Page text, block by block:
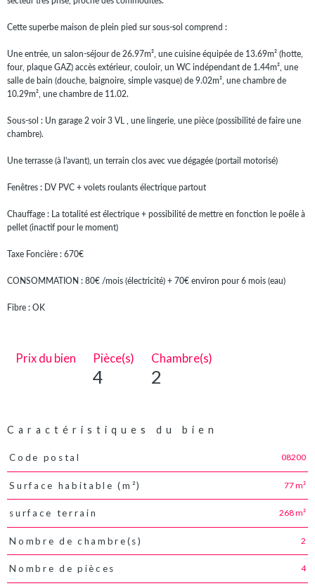
Cette superbe maison de plein pied sur sous-sol comprend :
Une entrée, un salon-séjour de 26.97m², une cuisine équipée de 13.69m² (hotte,
four, plaque GAZ) accès extérieur, couloir, un WC indépendant de 1.44m², une
salle de bain (douche, baignoire, simple vasque) de 9.02m², une chambre de
10.29m², une chambre de 11.02.
Sous-sol : Un garage 2 voir 3 VL , une lingerie, une pièce (possibilité de faire une
chambre).
Une terrasse (à l'avant), un terrain clos avec vue dégagée (portail motorisé)
Fenêtres : DV PVC + volets roulants électrique partout
Chauffage : La totalité est électrique + possibilité de mettre en fonction le poêle à
pellet (inactif pour le moment)
Taxe Foncière : 670€
CONSOMMATION : 80€ /mois (électricité) + 70€ environ pour 6 mois (eau)
Fibre : OK
Prix du bien Pièce(s)
4
Chambre(s)
2
Caractéristiques du bien
Caractéristiques Valeurs
Code postal 08200
Surface habitable (m²) 77 m²
surface terrain 268 m²
Nombre de chambre(s) 2
Nombre de pièces 4